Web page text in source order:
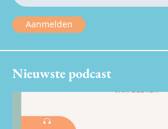
Aanmelden
Nieuwste podcast